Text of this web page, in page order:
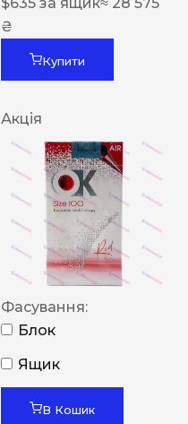
$635 за ящик≈ 28 575
₴
Купити
Акція
Фасування:
Блок
Ящик
В Кошик